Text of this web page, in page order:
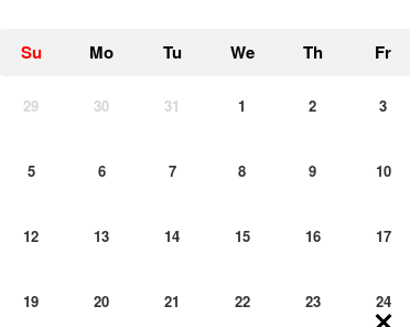
Su Mo Tu We Th Fr
29 30 31 1 2 3
5 6 7 8 9 10
12 13 14 15 16 17
19 20 21 22 23 24